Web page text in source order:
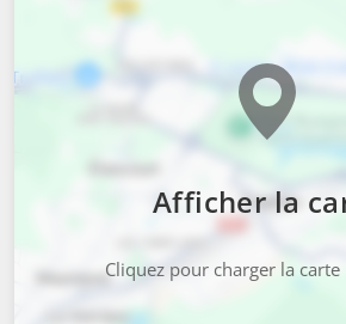
Afficher la
Cliquez pour charger la